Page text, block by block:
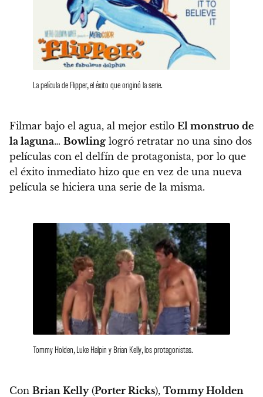
La película de Flipper, el éxito que originó la serie.
Filmar bajo el agua, al mejor estilo El monstruo de
la laguna… Bowling logró retratar no una sino dos
películas con el delfín de protagonista, por lo que
el éxito inmediato hizo que en vez de una nueva
película se hiciera una serie de la misma.
Tommy Holden, Luke Halpin y Brian Kelly, los protagonistas.
Con Brian Kelly(Porter Ricks), Tommy Holden